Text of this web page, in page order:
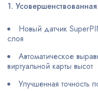
1.
Новый датчик
слоя
Автоматическое
виртуальной карты высот
Улучшенная точность